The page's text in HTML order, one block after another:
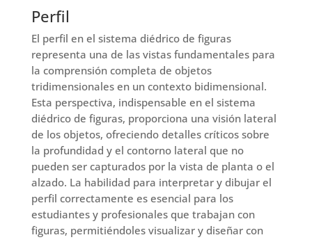
Perfil
El perfil en el sistema diédrico de figuras
representa una de las vistas fundamentales para
la comprensión completa de objetos
tridimensionales en un contexto bidimensional.
Esta perspectiva, indispensable en el sistema
diédrico de figuras, proporciona una visión lateral
de los objetos, ofreciendo detalles críticos sobre
la profundidad y el contorno lateral que no
pueden ser capturados por la vista de planta o el
alzado. La habilidad para interpretar y dibujar el
perfil correctamente es esencial para los
estudiantes y profesionales que trabajan con
figuras, permitiéndoles visualizar y diseñar con